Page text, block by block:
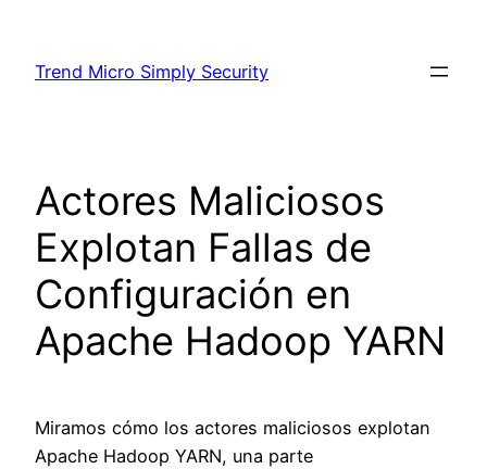
content
Trend Micro Simply Security
Actores Maliciosos
Explotan Fallas de
Configuración en
Apache Hadoop YARN
Miramos cómo los actores maliciosos explotan
Apache Hadoop YARN, una parte